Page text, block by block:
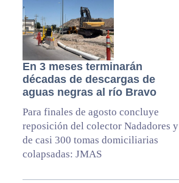
En 3 meses terminarán
décadas de descargas de
aguas negras al río Bravo
Para finales de agosto concluye
reposición del colector Nadadores y
de casi 300 tomas domiciliarias
colapsadas: JMAS